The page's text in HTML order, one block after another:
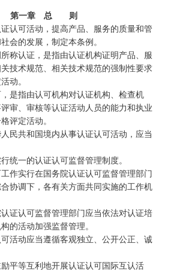
第一章 总 则
认可活动，提高产品、服务的质量和管
会的发展，制定本条例。
认证，是指由认证机构证明产品、服
技术规范、相关技术规范的强制性要求
动。
指由认可机构对认证机构、检查机
审、审核等认证活动人员的能力和执业
评定活动。
共和国境内从事认证认可活动，应当
一的认证认可监督管理制度。
实行在国务院认证认可监督管理部门
协调下，各有关方面共同实施的工作机
认可监督管理部门应当依法对认证培
的活动加强监督管理。
动应当遵循客观独立、公开公正、诚
等互利地开展认证认可国际互认活